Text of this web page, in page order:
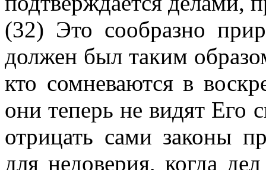
(32) Это сообразно
должен был таким
кто сомневаются в
они теперь не видят Его
отрицать сами законы
для недоверия, когда